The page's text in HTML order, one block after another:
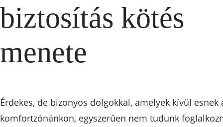
biztosítás kötés
menete
Érdekes, de bizonyos dolgokkal, amelyek kívül esnek
komfortzónánkon, egyszerűen nem tudunk